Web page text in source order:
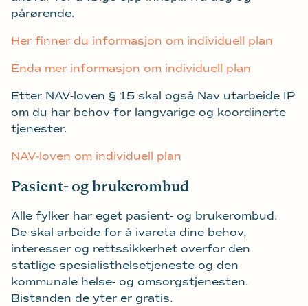
pårørende.
Her finner du informasjon om individuell plan
Enda mer informasjon om individuell plan
Etter NAV-loven § 15 skal også Nav utarbeide IP
om du har behov for langvarige og koordinerte
tjenester.
NAV-loven om individuell plan
Pasient- og brukerombud
Alle fylker har eget pasient- og brukerombud.
De skal arbeide for å ivareta dine behov,
interesser og rettssikkerhet overfor den
statlige spesialisthelsetjeneste og den
kommunale helse- og omsorgstjenesten.
Bistanden de yter er gratis.